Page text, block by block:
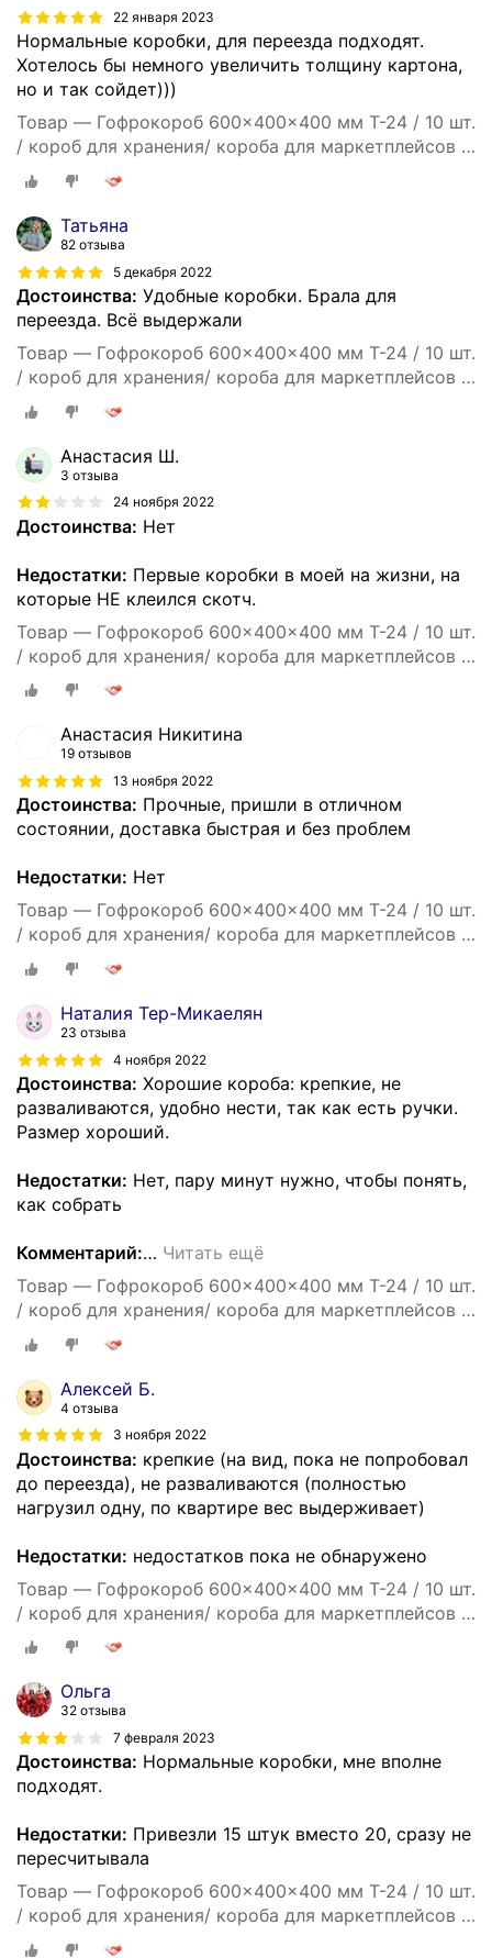
22 января 2023
Нормальные коробки, для переезда подходят.
Хотелось бы немного увеличить толщину картона,
но и так сойдет)))
Товар — Гофрокороб 600x400x400 мм Т-24 / 10 шт.
/ короб для хранения/ короба для маркетплейсов /
гофрокоробки / для переезда / Коробка картонная
60*40*40
Татьяна
82 отзыва
5 декабря 2022
Достоинства: Удобные коробки. Брала для
переезда. Всё выдержали
Товар — Гофрокороб 600x400x400 мм Т-24 / 10 шт.
/ короб для хранения/ короба для маркетплейсов /
гофрокоробки / для переезда / Коробка картонная
60*40*40
Анастасия Ш.
3 отзыва
24 ноября 2022
Достоинства: Нет
Недостатки: Первые коробки в моей на жизни, на
которые НЕ клеился скотч.
Товар — Гофрокороб 600x400x400 мм Т-24 / 10 шт.
/ короб для хранения/ короба для маркетплейсов /
гофрокоробки / для переезда / Коробка картонная
60*40*40
Анастасия Никитина
19 отзывов
13 ноября 2022
Достоинства: Прочные, пришли в отличном
состоянии, доставка быстрая и без проблем
Недостатки: Нет
Товар — Гофрокороб 600x400x400 мм Т-24 / 10 шт.
/ короб для хранения/ короба для маркетплейсов /
гофрокоробки / для переезда / Коробка картонная
60*40*40
Наталия Тер-Микаелян
23 отзыва
4 ноября 2022
Достоинства: Хорошие короба: крепкие, не
разваливаются, удобно нести, так как есть ручки.
Размер хороший.
Недостатки: Нет, пару минут нужно, чтобы понять,
как собрать
Комментарий:… Читать ещё
Товар — Гофрокороб 600x400x400 мм Т-24 / 10 шт.
/ короб для хранения/ короба для маркетплейсов /
гофрокоробки / для переезда / Коробка картонная
60*40*40
Алексей Б.
4 отзыва
3 ноября 2022
Достоинства: крепкие (на вид, пока не попробовал
до переезда), не разваливаются (полностью
нагрузил одну, по квартире вес выдерживает)
Недостатки: недостатков пока не обнаружено
Товар — Гофрокороб 600x400x400 мм Т-24 / 10 шт.
/ короб для хранения/ короба для маркетплейсов /
гофрокоробки / для переезда / Коробка картонная
60*40*40
Ольга
32 отзыва
7 февраля 2023
Достоинства: Нормальные коробки, мне вполне
подходят.
Недостатки: Привезли 15 штук вместо 20, сразу не
пересчитывала
Товар — Гофрокороб 600x400x400 мм Т-24 / 10 шт.
/ короб для хранения/ короба для маркетплейсов /
гофрокоробки / для переезда / Коробка картонная